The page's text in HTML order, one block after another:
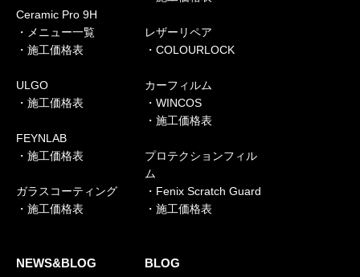
Ceramic Pro 9H
・メニュー一覧
・施工価格表
ULGO
・施工価格表
FEYNLAB
・施工価格表
ガラスコーティング
・施工価格表
レザーリペア
・COLOURLOCK
カーフィルム
・WINCOS
・施工価格表
プロテクションフィル
ム
・Fenix Scratch Guard
・施工価格表
NEWS&BLOG BLOG